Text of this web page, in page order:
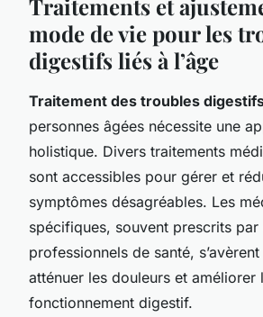
Traitements et
mode de vie pour les
digestifs liés à l’âge
Traitement des troubles
personnes âgées nécessite une
holistique. Divers traitements
sont accessibles pour gérer et
symptômes désagréables. Les
spécifiques, souvent prescrits par
professionnels de santé,
atténuer les douleurs et améliorer
fonctionnement digestif.